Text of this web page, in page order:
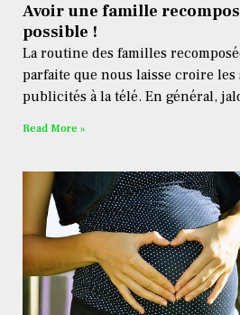
Avoir une famille
possible !
La routine des familles
parfaite que nous laisse croire les
publicités à la télé. En général,
Read More »